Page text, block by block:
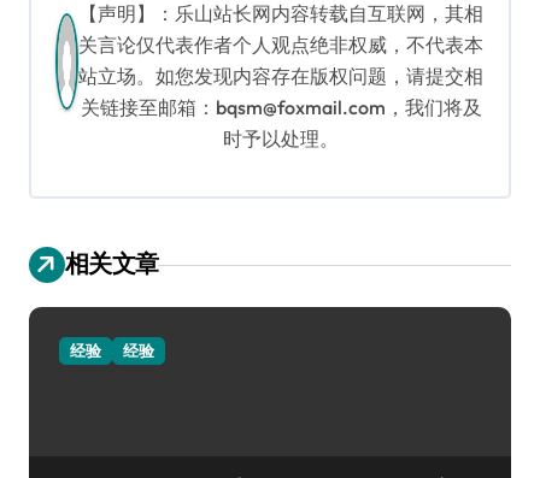
【声明】：乐山站长网内容转载自互联网，其相
关言论仅代表作者个人观点绝非权威，不代表本
站立场。如您发现内容存在版权问题，请提交相
关链接至邮箱：bqsm@foxmail.com，我们将及
时予以处理。
相关文章
经验 经验